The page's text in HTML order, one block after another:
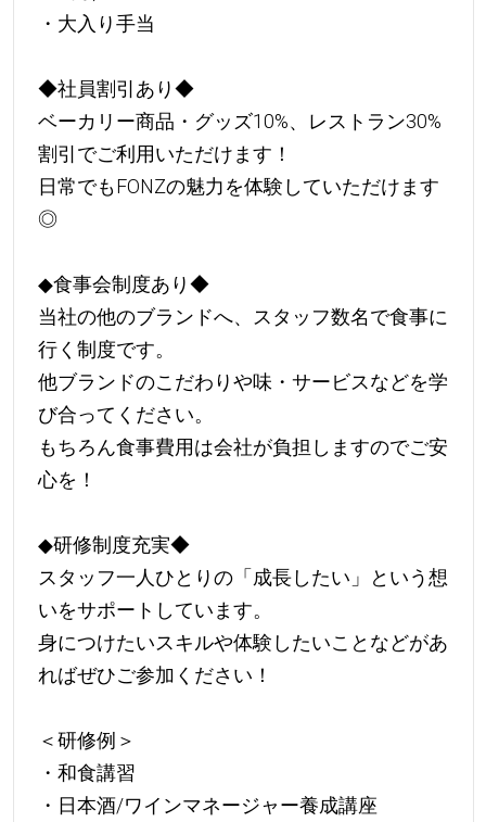
・大入り手当
◆社員割引あり◆
ベーカリー商品・グッズ10%、レストラン30%
割引でご利用いただけます！
日常でもFONZの魅力を体験していただけます
◎
◆食事会制度あり◆
当社の他のブランドへ、スタッフ数名で食事に
行く制度です。
他ブランドのこだわりや味・サービスなどを学
び合ってください。
もちろん食事費用は会社が負担しますのでご安
心を！
◆研修制度充実◆
スタッフ一人ひとりの「成長したい」という想
いをサポートしています。
身につけたいスキルや体験したいことなどがあ
ればぜひご参加ください！
＜研修例＞
・和食講習
・日本酒/ワインマネージャー養成講座